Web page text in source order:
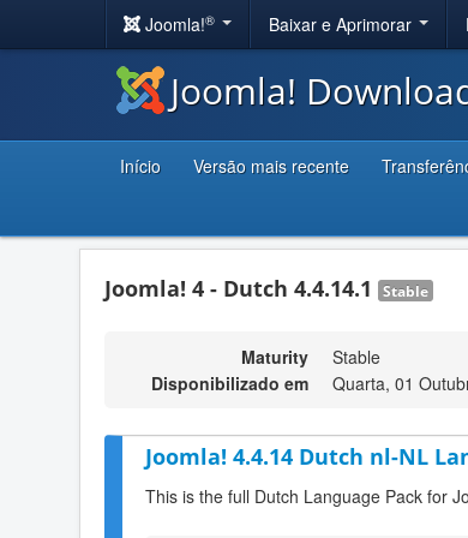
Joomla!® Baixar e Aprimorar
Joomla!
Início Versão mais recente
Joomla! 4 - Dutch 4.4.14.1 Stable
Maturity
Stable
Disponibilizado em
Quarta, 01
Joomla! 4.4.14 Dutch nl-NL
This is the full Dutch Language Pack for